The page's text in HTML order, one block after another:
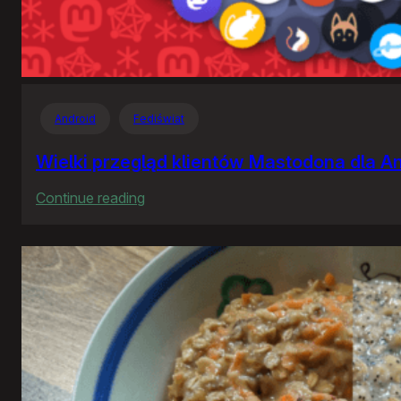
Android Fediświat
Wielki przegląd klientów Mastodona dla
Continue reading
przegląd
klientów
Mastodona
dla
Androida